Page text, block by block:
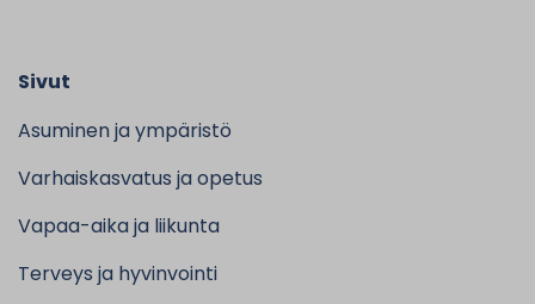
Sivut
Asuminen ja ympäristö
Varhaiskasvatus ja opetus
Vapaa-aika ja liikunta
Terveys ja hyvinvointi